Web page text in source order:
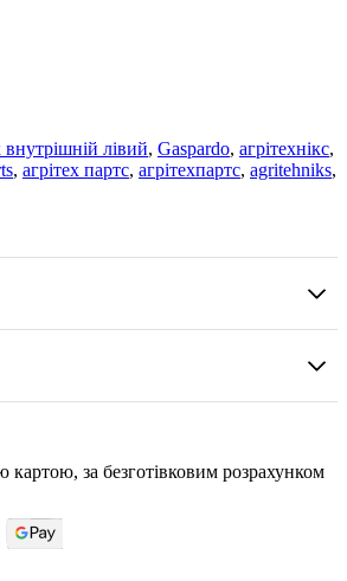
лівий, Gaspardo, агрітехнікс,
, агрітех партс, агрітехпартс, agritehniks,
картою, за безготівковим розрахунком